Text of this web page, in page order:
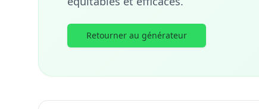
Retourner au générateur